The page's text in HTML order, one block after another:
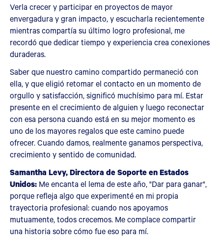
Verla crecer y participar en proyectos de mayor
envergadura y gran impacto, y escucharla recientemente
mientras compartía su último logro profesional, me
recordó que dedicar tiempo y experiencia crea conexiones
duraderas.
Saber que nuestro camino compartido permaneció con
ella, y que eligió retomar el contacto en un momento de
orgullo y satisfacción, significó muchísimo para mí. Estar
presente en el crecimiento de alguien y luego reconectar
con esa persona cuando está en su mejor momento es
uno de los mayores regalos que este camino puede
ofrecer. Cuando damos, realmente ganamos perspectiva,
crecimiento y sentido de comunidad.
Samantha Levy, Directora de Soporte en Estados
Unidos: Me encanta el lema de este año, "Dar para ganar",
porque refleja algo que experimenté en mi propia
trayectoria profesional: cuando nos apoyamos
mutuamente, todos crecemos. Me complace compartir
una historia sobre cómo fue eso para mí.